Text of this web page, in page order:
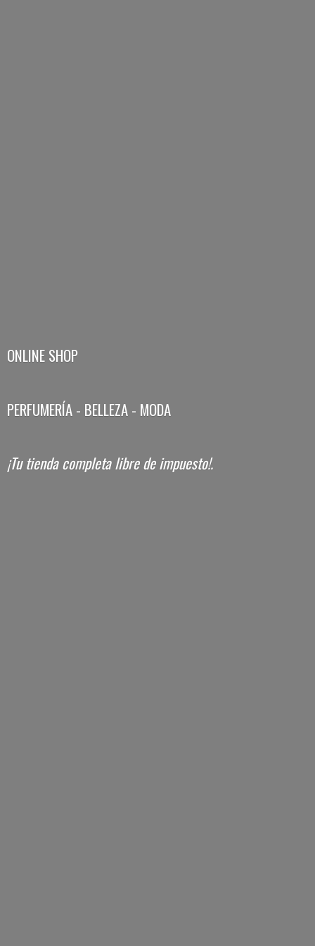
ONLINE SHOP
PERFUMERÍA - BELLEZA - MODA
¡Tu tienda completa librede impuesto!.